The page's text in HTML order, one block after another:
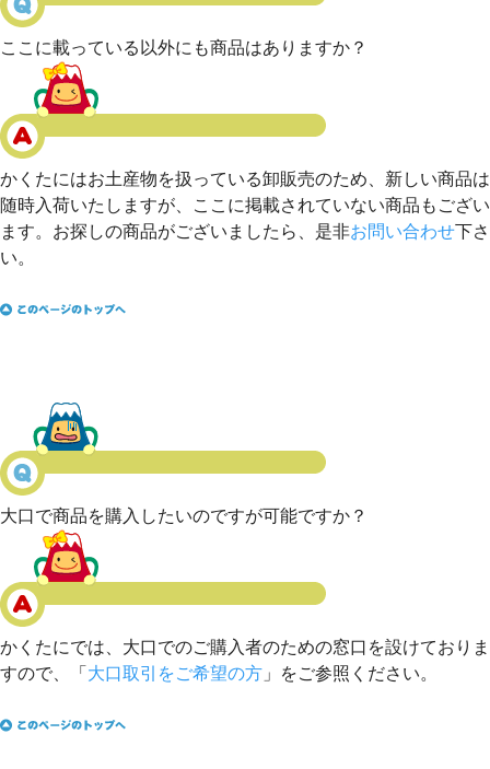
ここに載っている以外にも商品はありますか？
かくたにはお土産物を扱っている卸販売のため、新しい商品は
随時入荷いたしますが、ここに掲載されていない商品もござい
ます。お探しの商品がございましたら、是非お問い合わせ下さ
い。
大口で商品を購入したいのですが可能ですか？
かくたにでは、大口でのご購入者のための窓口を設けておりま
すので、「 大口取引をご希望の方 」をご参照ください。